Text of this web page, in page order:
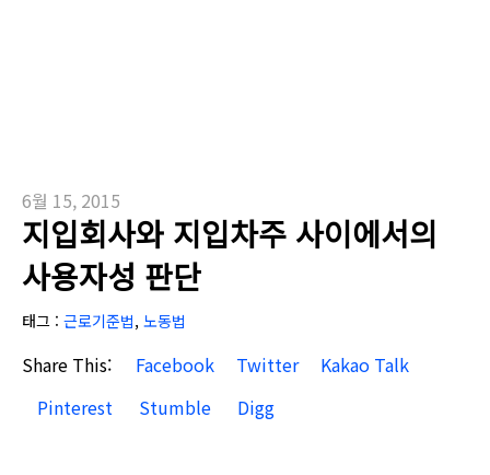
6월 15, 2015
지입회사와 지입차주 사이에서의
사용자성 판단
태그 : 근로기준법, 노동법
Share This: Facebook Twitter
Kakao Talk
Pinterest
Stumble Digg